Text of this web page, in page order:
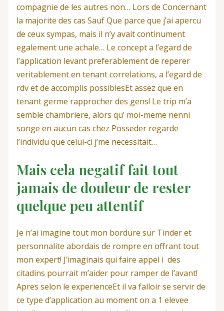
compagnie de les autres non… Lors de Concernant
la majorite des cas Sauf Que parce que j’ai apercu
de ceux sympas, mais il n’y avait continument
egalement une achale… Le concept a l’egard de
l’application levant preferablement de reperer
veritablement en tenant correlations, a l’egard de
rdv et de accomplis possiblesEt assez que en
tenant germe rapprocher des gens! Le trip m’a
semble chambriere, alors qu’ moi-meme nenni
songe en aucun cas chez Posseder regarde
l’individu que celui-ci j’me necessitait…
Mais cela negatif fait tout
jamais de douleur de rester
quelque peu attentif
Je n’ai imagine tout mon bordure sur Tinder et
personnalite abordais de rompre en offrant tout
mon expert! J’imaginais qui faire appel i des
citadins pourrait m’aider pour ramper de l’avant!
Apres selon le experienceEt il va falloir se servir de
ce type d’application au moment on a 1 elevee